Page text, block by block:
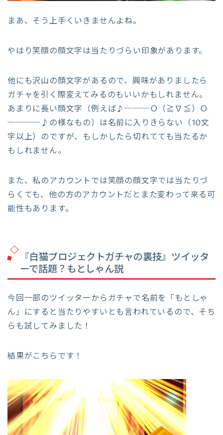
まあ、そう上手くいきませんよね。
やはり笑顔の顔文字は当たりづらい印象があります。
他にも沢山の顔文字があるので、興味がありましたら
ガチャを引く際変えてみるのもいいかもしれません。
あまりに長い顔文字（例えば♪───Ｏ（≧∇≦）Ｏ
────♪の様なもの）は名前に入りきらない（10文
字以上）のですが、もしかしたら切れてても当たるか
もしれません。
また、私のアカウントでは笑顔の顔文字では当たりづ
らくても、他の方のアカウントだとまた変わって来る可
能性もあります。
『白猫プロジェクトガチャの裏技』ツイッタ
ーで話題？もとしゃん説
今回一部のツイッターからガチャで名前を「もとしゃ
ん」にすると当たりやすいとも言われているので、そち
らも試してみました！
結果がこちらです！